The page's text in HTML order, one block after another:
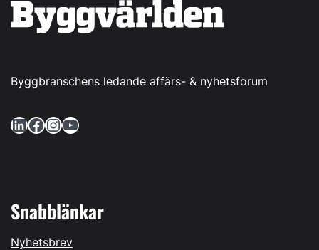
Byggbranschens ledande affärs- & nyhetsforum
LinkedIn Facebook InstagramYouTube
Snabblänkar
Nyhetsbrev